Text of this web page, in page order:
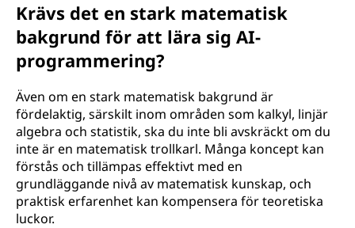
Krävs det en stark matematisk
bakgrund för att lära sig AI-
programmering?
Även om en stark matematisk bakgrund är
fördelaktig, särskilt inom områden som kalkyl, linjär
algebra och statistik, ska du inte bli avskräckt om du
inte är en matematisk trollkarl. Många koncept kan
förstås och tillämpas effektivt med en
grundläggande nivå av matematisk kunskap, och
praktisk erfarenhet kan kompensera för teoretiska
luckor.